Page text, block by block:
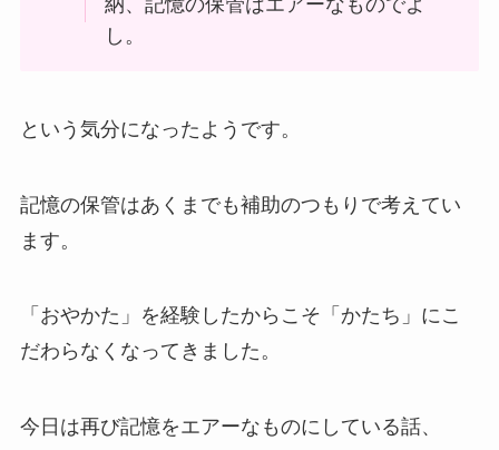
し。
という気分になったようです。
記憶の保管はあくまでも補助のつもりで考えてい
ます。
「おやかた」を経験したからこそ「かたち」にこ
だわらなくなってきました。
今日は再び記憶をエアーなものにしている話、